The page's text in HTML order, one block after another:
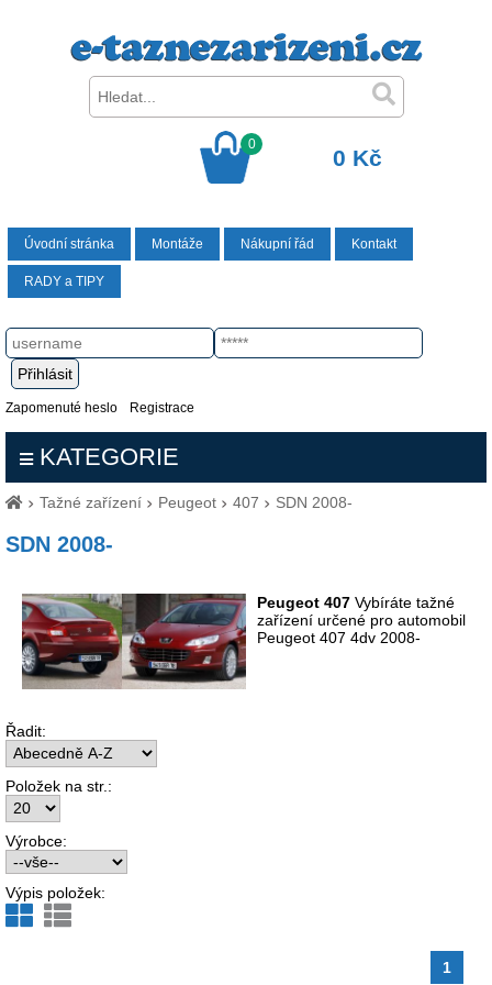
0
0 Kč
Úvodní stránka Montáže Nákupní řád Kontakt
RADY a TIPY
Zapomenuté heslo Registrace
KATEGORIE
Tažné zařízení Peugeot 407 SDN 2008-
SDN 2008-
Peugeot 407 Vybíráte tažné
zařízení určené pro automobil
Peugeot 407 4dv 2008-
Řadit:
Položek na str.:
Výrobce:
Výpis položek:
1